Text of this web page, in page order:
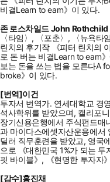
비결Learn to earn》이 있다.
존 로스차일드 John Rothchild
〈타임〉, 〈포춘〉, 〈뉴욕
린치의 후기작 《피터 린치의
로 돈 버는 비결Learn to earn
보는 돈을 쓰는 법을 모른다A
broke》이 있다.
[번역]이건
투자서 번역가. 연세대학교 경
석사학위를 받았으며, 캘리포
장기신용은행에서 주식펀드매
과 마이다스에셋자산운용에서
딜러 직무훈련을 받았고, 영국
으로 《대한민국 1%가 되는
핏 바이블》, 《현명한 투자자
[감수]홍진채